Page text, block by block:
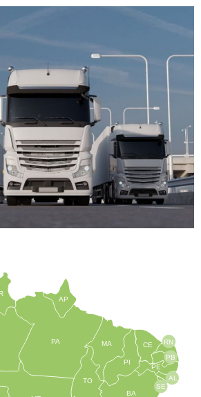
TO
BA
SE
PE
AL
RN
CE
PI
MA
AP
PA
PB